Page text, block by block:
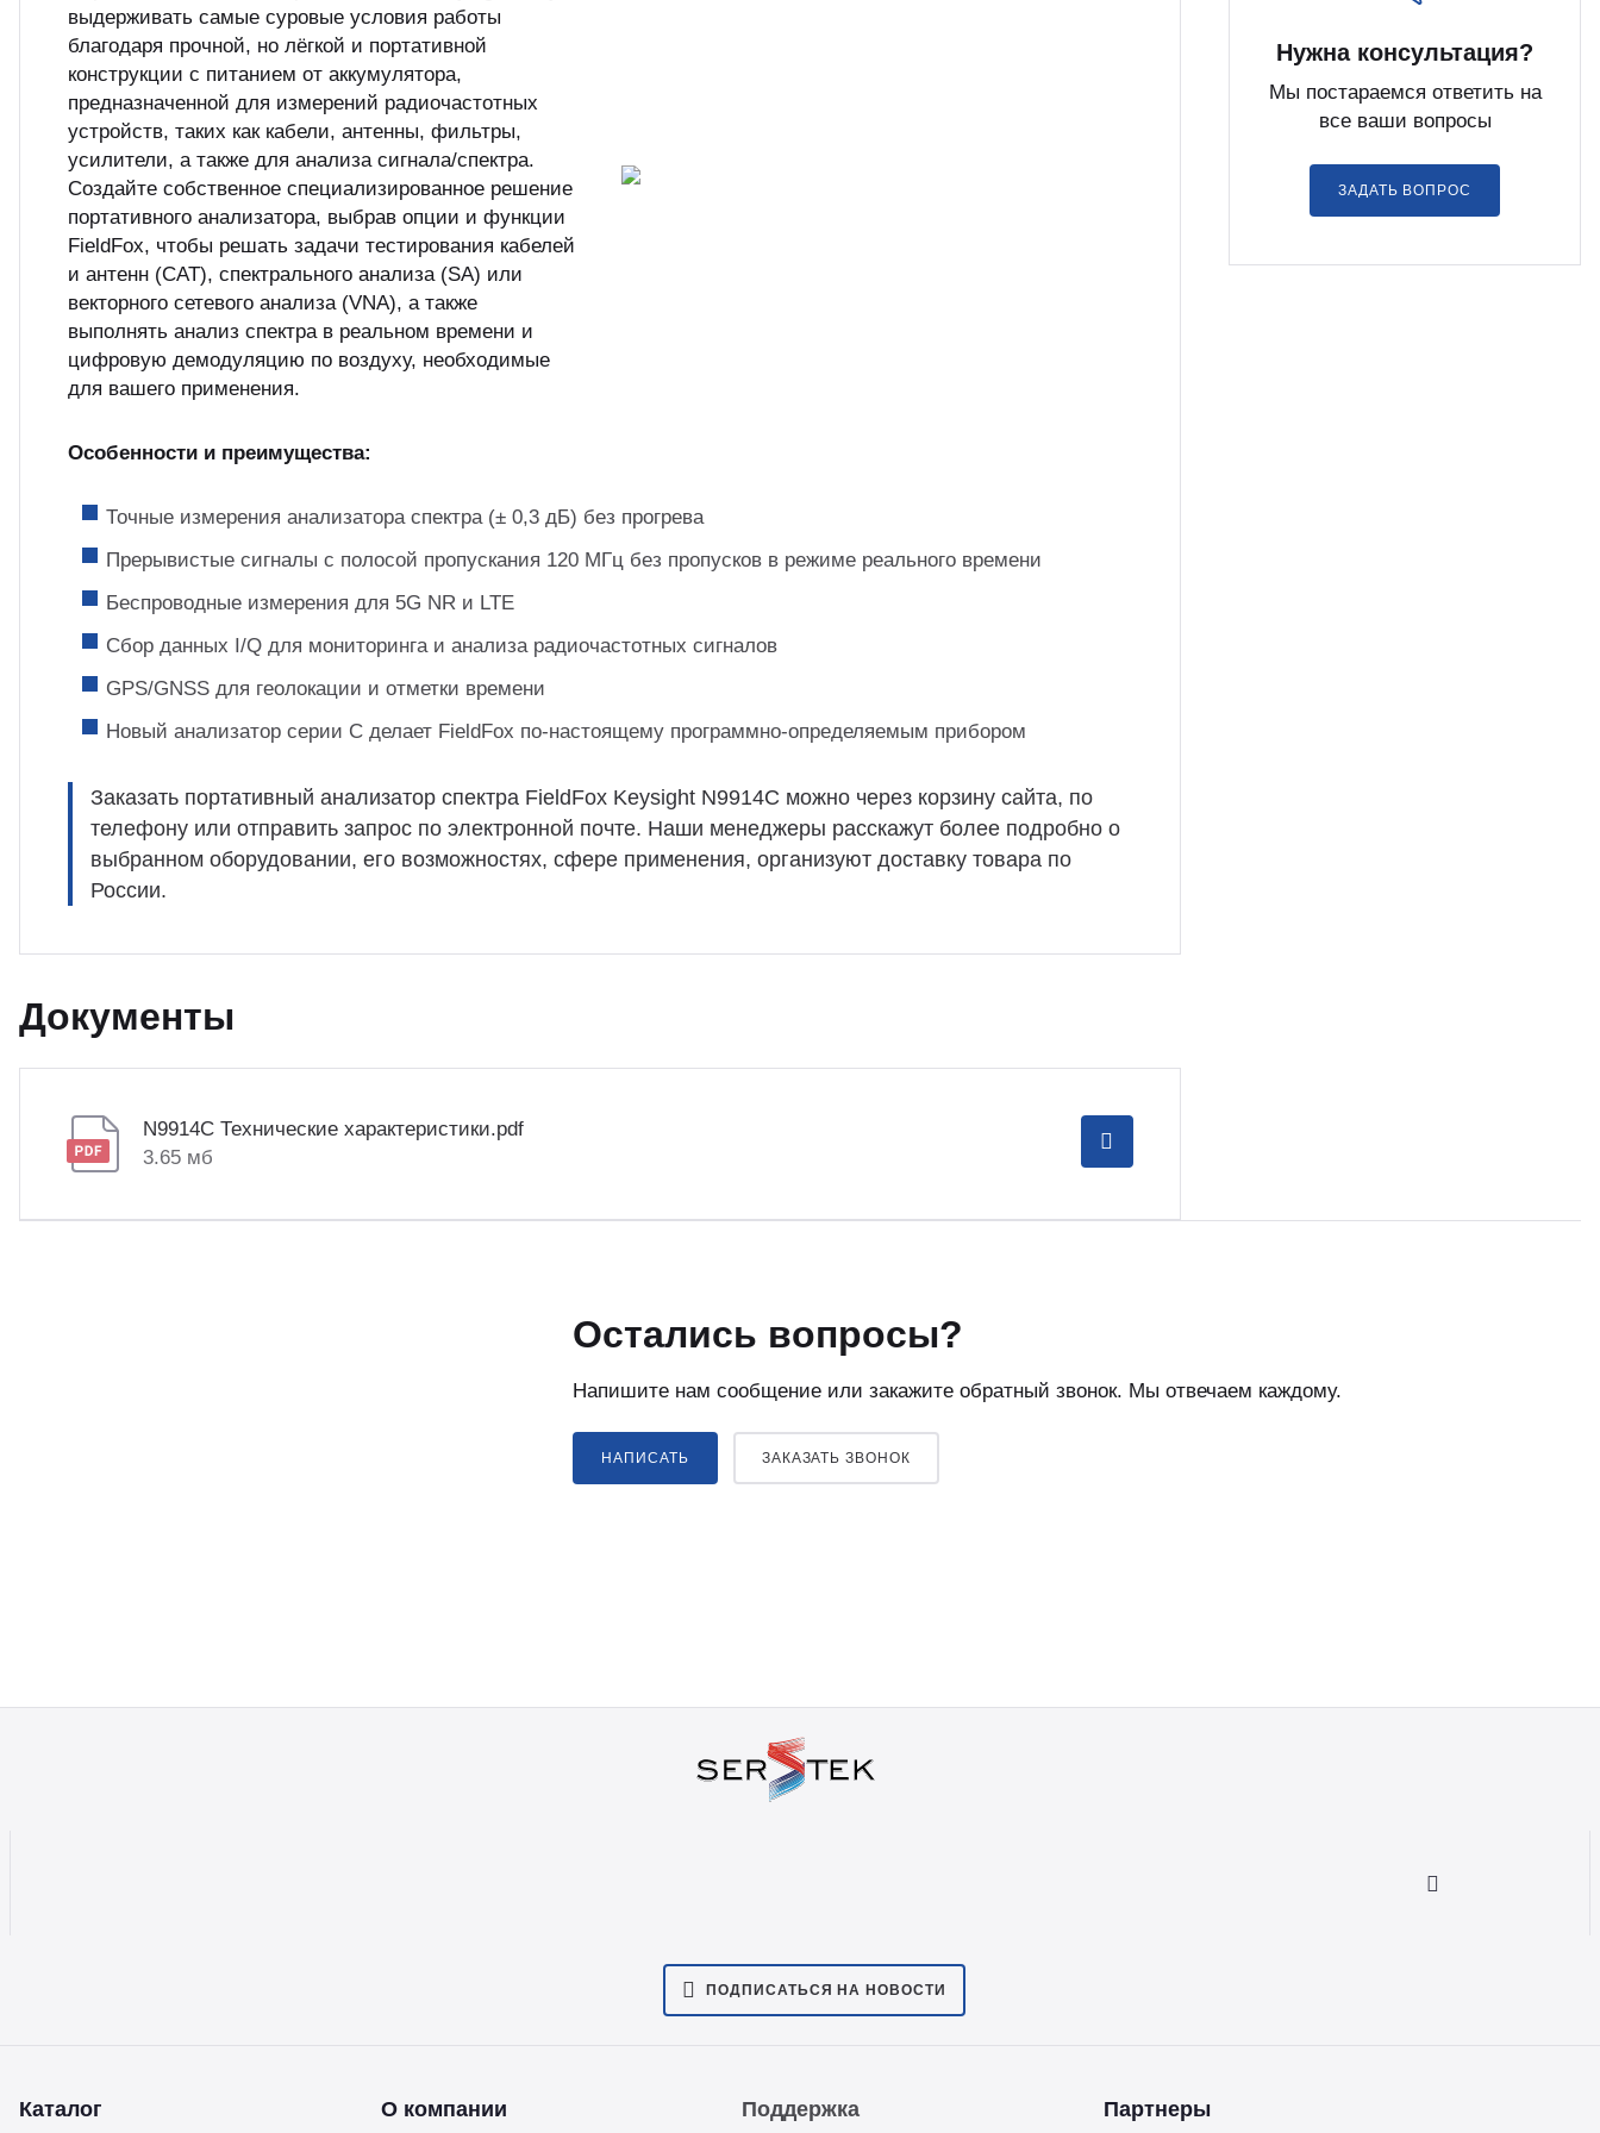
выдерживать самые суровые условия работы
благодаря прочной, но лёгкой и портативной
конструкции с питанием от аккумулятора,
предназначенной для измерений радиочастотных
устройств, таких как кабели, антенны, фильтры,
усилители, а также для анализа сигнала/спектра.
Создайте собственное специализированное решение
портативного анализатора, выбрав опции и функции
FieldFox, чтобы решать задачи тестирования кабелей
и антенн (CAT), спектрального анализа (SA) или
векторного сетевого анализа (VNA), а также
выполнять анализ спектра в реальном времени и
цифровую демодуляцию по воздуху, необходимые
для вашего применения.
Особенности и преимущества:
Точные измерения анализатора спектра (± 0,3 дБ) без прогрева
Прерывистые сигналы с полосой пропускания 120 МГц без пропусков в режиме реального времени
Беспроводные измерения для 5G NR и LTE
Сбор данных I/Q для мониторинга и анализа радиочастотных сигналов
GPS/GNSS для геолокации и отметки времени
Новый анализатор серии C делает FieldFox по-настоящему программно-определяемым прибором
Заказать портативный анализатор спектра FieldFox Keysight N9914C можно через корзину сайта, по
телефону или отправить запрос по электронной почте. Наши менеджеры расскажут более подробно о
выбранном оборудовании, его возможностях, сфере применения, организуют доставку товара по
России.
Документы
N9914C Технические характеристики.pdf
3.65 мб
Нужна консультация?
Мы постараемся ответить на
все ваши вопросы
ЗАДАТЬ ВОПРОС
Остались вопросы?
Напишите нам сообщение или закажите обратный звонок. Мы отвечаем каждому.
НАПИСАТЬ ЗАКАЗАТЬ ЗВОНОК
ПОДПИСАТЬСЯ НА НОВОСТИ
Каталог О компании Поддержка Партнеры